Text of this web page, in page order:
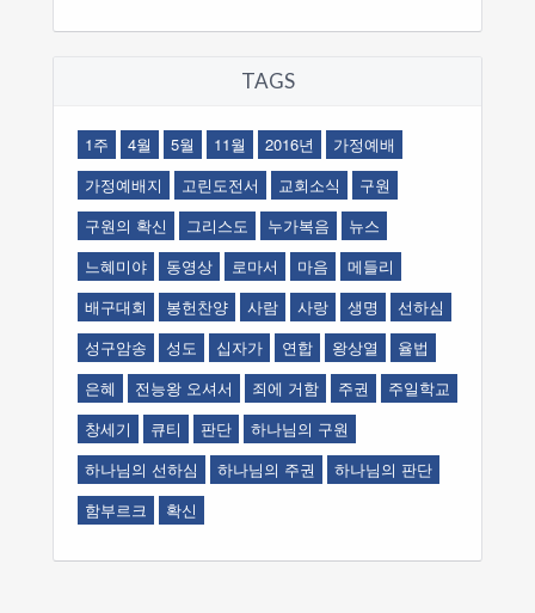
TAGS
1주 4월 5월 11월 2016년
가정예배
가정예배지
고린도전서 교회소식
구원
구원의 확신
그리스도 누가복음
뉴스
느혜미야
동영상 로마서 마음
메들리
배구대회
봉헌찬양 사람 사랑 생명
선하심
성구암송
성도 십자가 연합 왕상열
율법
은혜
전능왕 오셔서 죄에 거함 주권
주일학교
창세기
큐티 판단
하나님의 구원
하나님의 선하심
하나님의 주권
하나님의 판단
함부르크
확신